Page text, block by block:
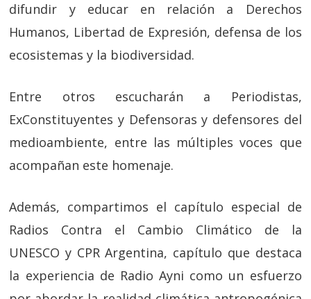
difundir y educar en relación a Derechos
Humanos, Libertad de Expresión, defensa de los
ecosistemas y la biodiversidad.
Entre otros escucharán a Periodistas,
ExConstituyentes y Defensoras y defensores del
medioambiente, entre las múltiples voces que
acompañan este homenaje.
Además, compartimos el capítulo especial de
Radios Contra el Cambio Climático de la
UNESCO y CPR Argentina, capítulo que destaca
la experiencia de Radio Ayni como un esfuerzo